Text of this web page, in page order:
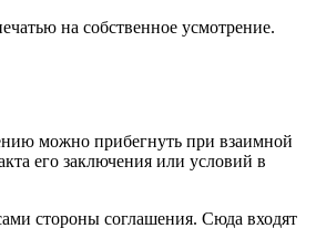
на собственное усмотрение.
можно прибегнуть при взаимной
его заключения или условий в
стороны соглашения. Сюда входят